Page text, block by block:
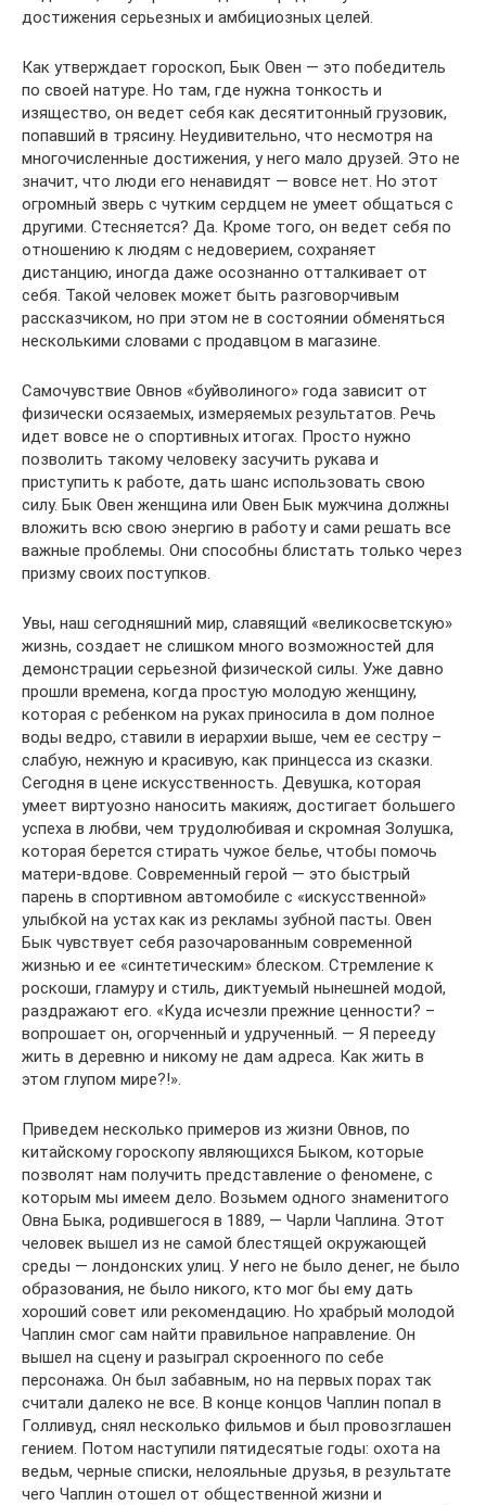
достижения серьезных и амбициозных целей.
Как утверждает гороскоп, Бык Овен — это победитель
по своей натуре. Но там, где нужна тонкость и
изящество, он ведет себя как десятитонный грузовик,
попавший в трясину. Неудивительно, что несмотря на
многочисленные достижения, у него мало друзей. Это не
значит, что люди его ненавидят — вовсе нет. Но этот
огромный зверь с чутким сердцем не умеет общаться с
другими. Стесняется? Да. Кроме того, он ведет себя по
отношению к людям с недоверием, сохраняет
дистанцию, иногда даже осознанно отталкивает от
себя. Такой человек может быть разговорчивым
рассказчиком, но при этом не в состоянии обменяться
несколькими словами с продавцом в магазине.
Самочувствие Овнов «буйволиного» года зависит от
физически осязаемых, измеряемых результатов. Речь
идет вовсе не о спортивных итогах. Просто нужно
позволить такому человеку засучить рукава и
приступить к работе, дать шанс использовать свою
силу. Бык Овен женщина или Овен Бык мужчина должны
вложить всю свою энергию в работу и сами решать все
важные проблемы. Они способны блистать только через
призму своих поступков.
Увы, наш сегодняшний мир, славящий «великосветскую»
жизнь, создает не слишком много возможностей для
демонстрации серьезной физической силы. Уже давно
прошли времена, когда простую молодую женщину,
которая с ребенком на руках приносила в дом полное
воды ведро, ставили в иерархии выше, чем ее сестру –
слабую, нежную и красивую, как принцесса из сказки.
Сегодня в цене искусственность. Девушка, которая
умеет виртуозно наносить макияж, достигает большего
успеха в любви, чем трудолюбивая и скромная Золушка,
которая берется стирать чужое белье, чтобы помочь
матери-вдове. Современный герой — это быстрый
парень в спортивном автомобиле с «искусственной»
улыбкой на устах как из рекламы зубной пасты. Овен
Бык чувствует себя разочарованным современной
жизнью и ее «синтетическим» блеском. Стремление к
роскоши, гламуру и стиль, диктуемый нынешней модой,
раздражают его. «Куда исчезли прежние ценности? –
вопрошает он, огорченный и удрученный. — Я перееду
жить в деревню и никому не дам адреса. Как жить в
этом глупом мире?!».
Приведем несколько примеров из жизни Овнов, по
китайскому гороскопу являющихся Быком, которые
позволят нам получить представление о феномене, с
которым мы имеем дело. Возьмем одного знаменитого
Овна Быка, родившегося в 1889, — Чарли Чаплина. Этот
человек вышел из не самой блестящей окружающей
среды — лондонских улиц. У него не было денег, не было
образования, не было никого, кто мог бы ему дать
хороший совет или рекомендацию. Но храбрый молодой
Чаплин смог сам найти правильное направление. Он
вышел на сцену и разыграл скроенного по себе
персонажа. Он был забавным, но на первых порах так
считали далеко не все. В конце концов Чаплин попал в
Голливуд, снял несколько фильмов и был провозглашен
гением. Потом наступили пятидесятые годы: охота на
ведьм, черные списки, нелояльные друзья, в результате
чего Чаплин отошел от общественной жизни и